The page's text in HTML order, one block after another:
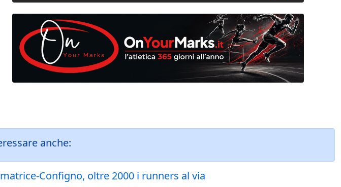
anche:
Configno, oltre 2000 i runners al via